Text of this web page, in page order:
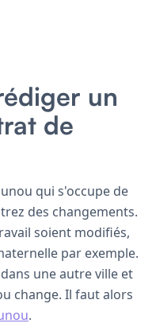
un
de
qui s'occupe de
des changements.
soient modifiés,
par exemple.
une autre ville et
change. Il faut alors
.